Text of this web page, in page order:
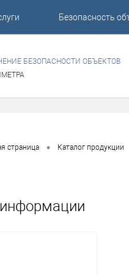
Безопасность
БЕЗОПАСНОСТИ ОБЪЕКТОВ
страница • Каталог продукции
информации